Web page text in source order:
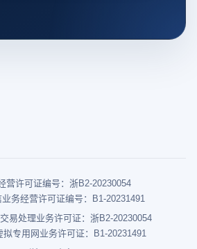
营许可证编号：浙B2-20230054
务经营许可证编号：B1-20231491
易处理业务许可证：浙B2-20230054
专用网业务许可证：B1-20231491